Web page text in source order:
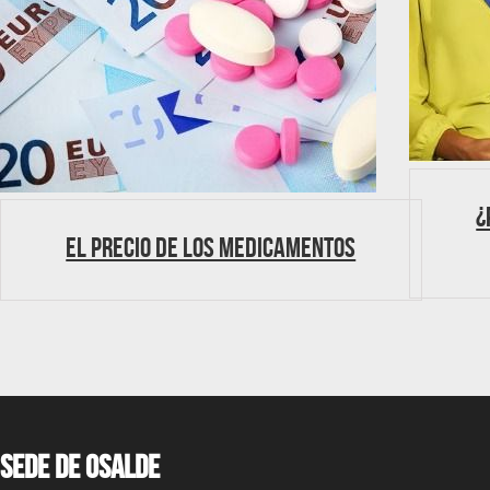
El precio de los medicamentos
Sede de OSALDE